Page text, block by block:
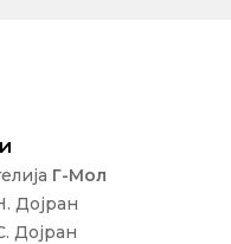
Г-Мол
Дојран
Дојран